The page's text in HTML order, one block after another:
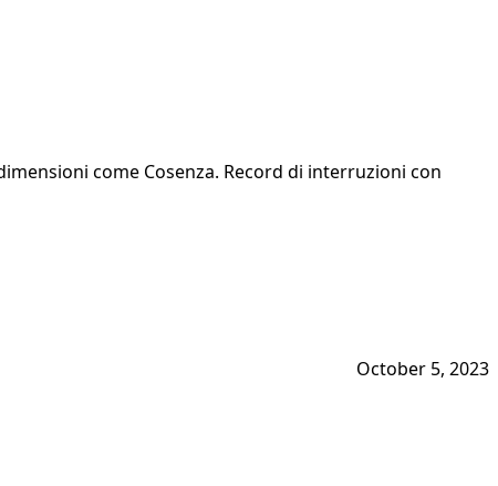
come Cosenza. Record di interruzioni con
October 5, 2023